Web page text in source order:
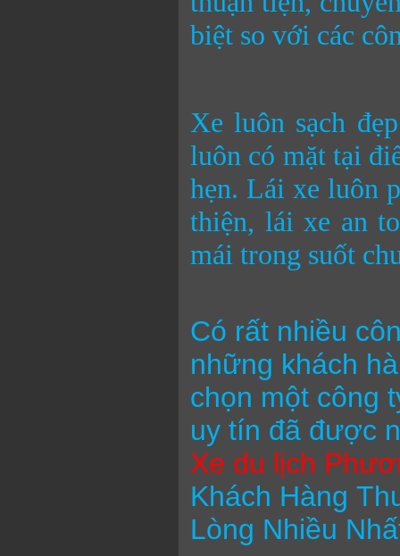
biệt so với các
Xe luôn sạch
luôn có mặt tại
hẹn. Lái xe luôn
thiện, lái xe an
mái trong suốt
Có rất nhiều
những khách
chọn một công
uy tín đã được
Xe du lịch
Khách Hàng
Lòng Nhiều